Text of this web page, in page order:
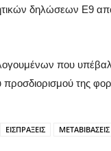
δηλώσεων Ε9
που
προσδιορισμού της
ΕΙΣΠΡΑΞΕΙΣ ΜΕΤΑΒΙΒΑΣΕΙΣ